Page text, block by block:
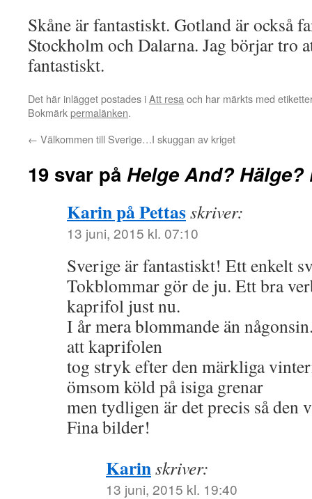
Skåne är fantastiskt. Gotland är också
Stockholm och Dalarna. Jag börjar tro
fantastiskt.
Det här inlägget postades iAtt resa och har märkts med
Bokmärkpermalänken.
← Välkommen till Sverige…I skuggan av kriget
19 svar på Helge And? Hälge?
Karin på Pettasskriver:
13 juni, 2015 kl. 07:10
Sverige är fantastiskt! Ett enkelt
Tokblommar gör de ju. Ett bra
kaprifol just nu.
I år mera blommande än
att kaprifolen
tog stryk efter den märkliga
ömsom köld på isiga grenar
men tydligen är det precis så den
Fina bilder!
Karinskriver:
13 juni, 2015 kl. 19:40